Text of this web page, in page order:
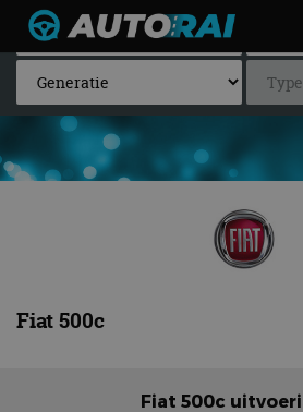
Autonieuws
Podcast
Autotests
MotorRAI.nl
Fiat 500c
Fiat 500c